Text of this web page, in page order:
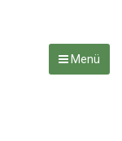
Menü